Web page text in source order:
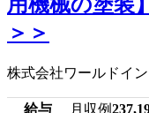
用機械の塗装
＞＞
株式会社ワールドイ
給与 月収例